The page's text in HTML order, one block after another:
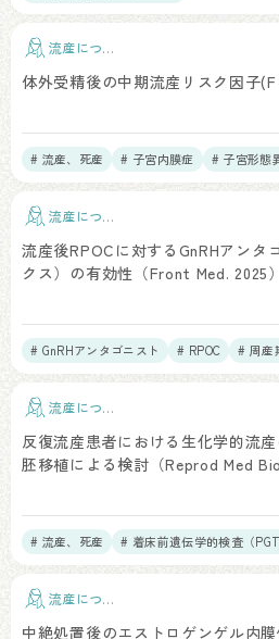
流産につい
体外受精後の中期流産リスク因子
# 流産、死産 # 子宮内膜症 # 子宮形態
流産につい
流産後RPOCに対するGnRHアンタ
クス）の有効性（Front Med. 2025）
# GnRHアンタゴニスト # RPOC # 周産
流産につい
反復流産患者における生化学的流
胚移植による検討（Reprod Med
# 流産、死産 # 着床前遺伝学的検査（PGT
流産につい
中絶処置後のエストロゲンゲル内